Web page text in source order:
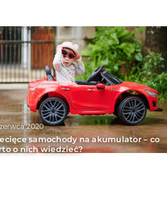
2020
samochody na akumulator – co
o nich wiedzieć?